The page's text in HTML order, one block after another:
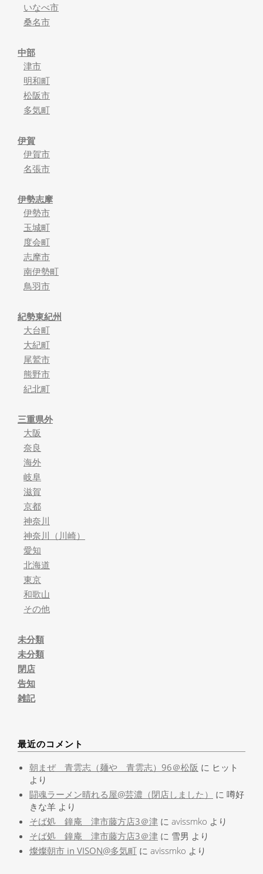
いなべ市
桑名市
中部
津市
明和町
松阪市
多気町
伊賀
伊賀市
名張市
伊勢志摩
伊勢市
玉城町
度会町
志摩市
南伊勢町
鳥羽市
紀勢東紀州
大台町
大紀町
尾鷲市
熊野市
紀北町
三重県外
大阪
奈良
海外
岐阜
滋賀
京都
神奈川
神奈川（川崎）
愛知
北海道
東京
和歌山
その他
未分類
未分類
閉店
告知
雑記
最近のコメント
朝まぜ 青雲志（麺や 青雲志）96＠松阪 に ヒット
より
闘魂ラーメン晴れる屋@芸濃（閉店しました）
に 噂好
きな羊 より
そば処 鐘庵 津市藤方店3＠津 に avissmko より
そば処 鐘庵 津市藤方店3＠津 に 雪男 より
燦燦朝市 in VISON@多気町 に avissmko より